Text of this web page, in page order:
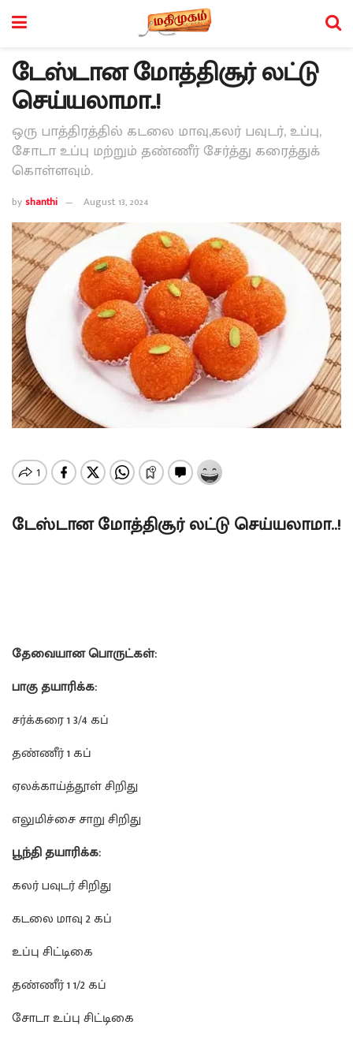
டேஸ்டான மோத்திசூர் லட்டு
செய்யலாமா..!
ஒரு பாத்திரத்தில் கடலை மாவு,கலர் பவுடர், உப்பு,
சோடா உப்பு மற்றும் தண்ணீர் சேர்த்து கரைத்துக்
கொள்ளவும்.
byshanthi August 13, 2024
டேஸ்டான மோத்திசூர் லட்டு செய்யலாமா..!
தேவையான பொருட்கள்:
பாகு தயாரிக்க:
சர்க்கரை 1 3/4 கப்
தண்ணீர் 1 கப்
ஏலக்காய்த்தூள் சிறிது
எலுமிச்சை சாறு சிறிது
பூந்தி தயாரிக்க:
கலர் பவுடர் சிறிது
கடலை மாவு 2 கப்
உப்பு சிட்டிகை
தண்ணீர் 1 1/2 கப்
சோடா உப்பு சிட்டிகை